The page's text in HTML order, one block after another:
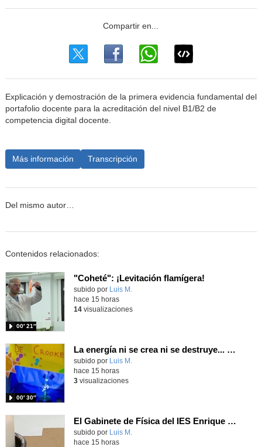
Explicación y demostración de la primera evidencia fundamental del
portafolio docente para la acreditación del nivel B1/B2 de
competencia digital docente.
Más información Transcripción
Del mismo autor…
Contenidos relacionados:
"Coheté": ¡Levitación flamígera!
Contenido educativo.
subido por Luis M.
00′ 21″
hace 15 horas
14visualizaciones
La energía ni se crea ni se destruye... ¡se experimenta! El Tierno en la Feria Madrid es Ciencia 2026
Contenido educativo.
subido por Luis M.
00′ 30″
hace 15 horas
3visualizaciones
El Gabinete de Física del IES Enrique Tierno Galván de Parla (Curso 25-26)
Contenido educativo.
subido por Luis M.
hace 15 horas